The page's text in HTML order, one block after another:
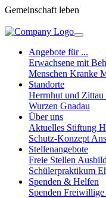
Gemeinschaft leben
Angebote für ...
Erwachsene mit
Menschen Kranke
Standorte
Herrnhut und Zittau
Wurzen Gnadau
Über uns
Aktuelles Stiftung
Schutz-Konzept
Stellenangebote
Freie Stellen
Schülerpraktikum
Spenden & Helfen
Spenden Freiwillige